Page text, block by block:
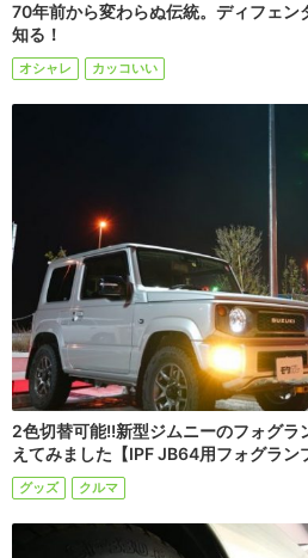
70年前から変わらぬ伝統。ディフェン
知る！
オシャレ カッコいい
2色切替可能!!新型ジムニーのフォグラ
えてみました【IPF JB64用フォグラン
グッズ クルマ